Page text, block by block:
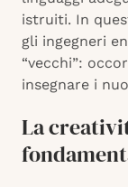
istruiti. In
gli ingegneri
“vecchi”:
insegnare i
La